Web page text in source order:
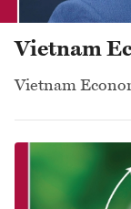
Vietnam
Vietnam